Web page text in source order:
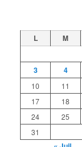
L M
3
4
10
11
17
18
24
25
31